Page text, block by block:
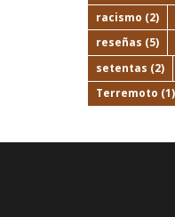
racismo (2)
reseñas (5)
setentas (2)
Terremoto (1)